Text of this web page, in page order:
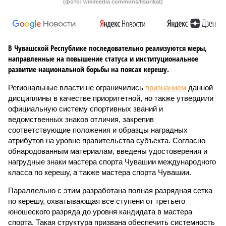
(фото: wikimedia commons/Ilsurikat)
В Чувашской Республике последовательно реализуются меры,
направленные на повышение статуса и институциональное
развитие национальной борьбы на поясах керешу.
Региональные власти не ограничились признанием данной
дисциплины в качестве приоритетной, но также утвердили
официальную систему спортивных званий и
ведомственных знаков отличия, закрепив
соответствующие положения и образцы наградных
атрибутов на уровне правительства субъекта. Согласно
обнародованным материалам, введены удостоверения и
нагрудные знаки мастера спорта Чувашии международного
класса по керешу, а также мастера спорта Чувашии.
Параллельно с этим разработана полная разрядная сетка
по керешу, охватывающая все ступени от третьего
юношеского разряда до уровня кандидата в мастера
спорта. Такая структура призвана обеспечить системность